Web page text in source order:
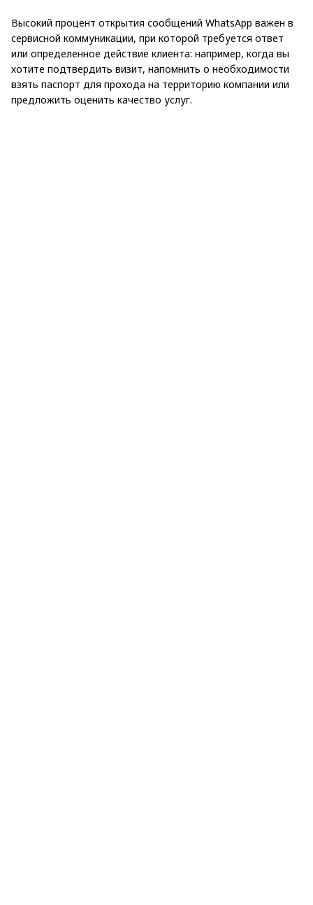
Высокий процент открытия сообщений WhatsApp важен в
сервисной коммуникации, при которой требуется ответ
или определенное действие клиента: например, когда вы
хотите подтвердить визит, напомнить о необходимости
взять паспорт для прохода на территорию компании или
предложить оценить качество услуг.